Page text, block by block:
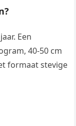
Een
40-50 cm
formaat stevige